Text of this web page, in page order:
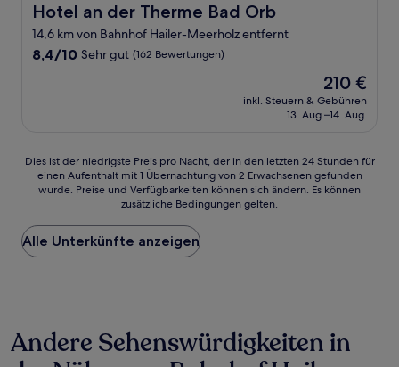
Hotel an der Therme Bad Orb
Hotel an der Therme Bad Orb
14,6 km von Bahnhof Hailer-Meerholz entfernt
8.4
8,4/10 Sehr gut (162 Bewertungen)
Der
Preis
beträgt
210 €
inkl. Steuern & Gebühren
13. Aug.–14. Aug.
Dies
der
Preis
pro
Nacht,
24 Stunden
für
Dies ist der niedrigste Preis pro Nacht, der in den letzten 24 Stunden für
einen Aufenthalt mit 1 Übernachtung von 2 Erwachsenen gefunden
wurde. Preise und Verfügbarkeiten können sich ändern. Es können
zusätzliche Bedingungen gelten.
Alle Unterkünfte anzeigen
Andere Sehenswürdigkeiten in